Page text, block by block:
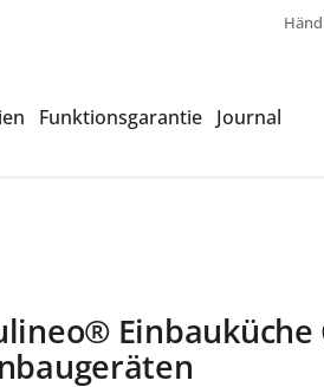
Funktionsgarantie Journal
Einbauküche